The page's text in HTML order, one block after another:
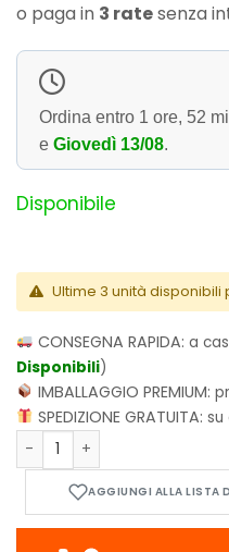
o paga in 3 ratesenza
Ordina entro 1 ore, 52
e Giovedì 13/08.
Disponibile
Ultime 3 unità
CONSEGNA RAPIDA:a
Disponibili)
IMBALLAGGIO PREMIUM:
SPEDIZIONE GRATUITA:su
One Punch-Man Vol.26